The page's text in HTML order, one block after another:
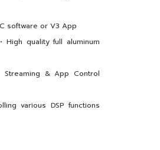
software or V3 App
High quality full aluminum
Streaming & App Control
various DSP functions